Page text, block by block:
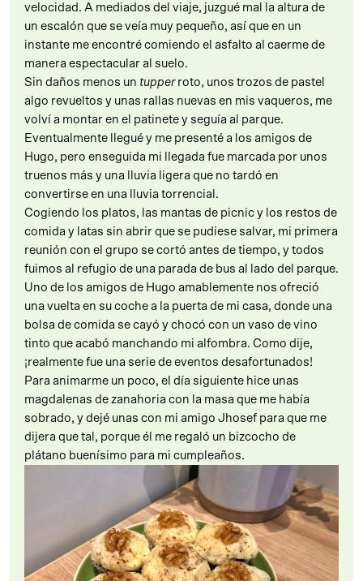
velocidad. A mediados del viaje, juzgué mal la altura de
un escalón que se veía muy pequeño, así que en un
instante me encontré comiendo el asfalto al caerme de
manera espectacular al suelo.
Sin daños menos un tupperroto, unos trozos de pastel
algo revueltos y unas rallas nuevas en mis vaqueros, me
volví a montar en el patinete y seguía al parque.
Eventualmente llegué y me presenté a los amigos de
Hugo, pero enseguida mi llegada fue marcada por unos
truenos más y una lluvia ligera que no tardó en
convertirse en una lluvia torrencial.
Cogiendo los platos, las mantas de picnic y los restos de
comida y latas sin abrir que se pudiese salvar, mi primera
reunión con el grupo se cortó antes de tiempo, y todos
fuimos al refugio de una parada de bus al lado del parque.
Uno de los amigos de Hugo amablemente nos ofreció
una vuelta en su coche a la puerta de mi casa, donde una
bolsa de comida se cayó y chocó con un vaso de vino
tinto que acabó manchando mi alfombra. Como dije,
¡realmente fue una serie de eventos desafortunados!
Para animarme un poco, el día siguiente hice unas
magdalenas de zanahoria con la masa que me había
sobrado, y dejé unas con mi amigo Jhosef para que me
dijera que tal, porque él me regaló un bizcocho de
plátano buenísimo para mi cumpleaños.